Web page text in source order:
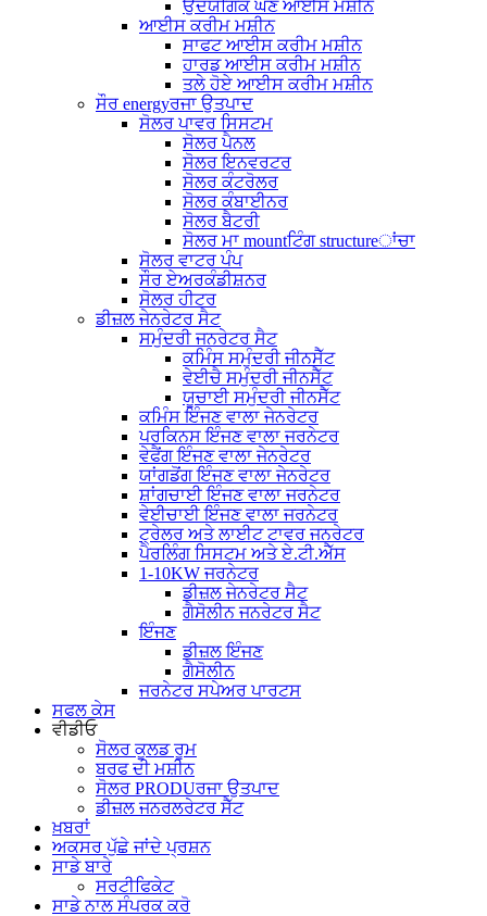
ਉਦਯੋਗਿਕ ਘਣ ਆਈਸ ਮਸ਼ੀਨ
ਆਈਸ ਕਰੀਮ ਮਸ਼ੀਨ
ਸਾਫਟ ਆਈਸ ਕਰੀਮ ਮਸ਼ੀਨ
ਹਾਰਡ ਆਈਸ ਕਰੀਮ ਮਸ਼ੀਨ
ਤਲੇ ਹੋਏ ਆਈਸ ਕਰੀਮ ਮਸ਼ੀਨ
ਸੌਰ energyਰਜਾ ਉਤਪਾਦ
ਸੋਲਰ ਪਾਵਰ ਸਿਸਟਮ
ਸੋਲਰ ਪੈਨਲ
ਸੋਲਰ ਇਨਵਰਟਰ
ਸੋਲਰ ਕੰਟਰੋਲਰ
ਸੋਲਰ ਕੰਬਾਈਨਰ
ਸੋਲਰ ਬੈਟਰੀ
ਸੋਲਰ ਮਾ mountਟਿੰਗ structureਾਂਚਾ
ਸੋਲਰ ਵਾਟਰ ਪੰਪ
ਸੌਰ ਏਅਰਕੰਡੀਸ਼ਨਰ
ਸੋਲਰ ਹੀਟਰ
ਡੀਜ਼ਲ ਜੇਨਰੇਟਰ ਸੈਟ
ਸਮੁੰਦਰੀ ਜਨਰੇਟਰ ਸੈਟ
ਕਮਿੰਸ ਸਮੁੰਦਰੀ ਜੀਨਸੈੱਟ
ਵੇਈਚੈ ਸਮੁੰਦਰੀ ਜੀਨਸੈੱਟ
ਯੂਚਾਈ ਸਮੁੰਦਰੀ ਜੀਨਸੈੱਟ
ਕਮਿੰਸ ਇੰਜਣ ਵਾਲਾ ਜੇਨਰੇਟਰ
ਪਰਕਿਨਸ ਇੰਜਣ ਵਾਲਾ ਜਰਨੇਟਰ
ਵੇਫੈਂਗ ਇੰਜਣ ਵਾਲਾ ਜੇਨਰੇਟਰ
ਯਾਂਗਡੋਂਗ ਇੰਜਣ ਵਾਲਾ ਜੇਨਰੇਟਰ
ਸ਼ਾਂਗਚਾਈ ਇੰਜਣ ਵਾਲਾ ਜਰਨੇਟਰ
ਵੇਈਚਾਈ ਇੰਜਣ ਵਾਲਾ ਜਰਨੇਟਰ
ਟ੍ਰੇਲਰ ਅਤੇ ਲਾਈਟ ਟਾਵਰ ਜਨਰੇਟਰ
ਪੈਰਲਿੰਗ ਸਿਸਟਮ ਅਤੇ ਏ.ਟੀ.ਐੱਸ
1-10KW ਜਰਨੇਟਰ
ਡੀਜ਼ਲ ਜੇਨਰੇਟਰ ਸੈਟ
ਗੈਸੋਲੀਨ ਜਨਰੇਟਰ ਸੈਟ
ਇੰਜਣ
ਡੀਜ਼ਲ ਇੰਜਣ
ਗੈਸੋਲੀਨ
ਜਰਨੇਟਰ ਸਪੇਅਰ ਪਾਰਟਸ
ਸਫਲ ਕੇਸ
ਵੀਡੀਓ
ਸੋਲਰ ਕੂਲਡ ਰੂਮ
ਬਰਫ ਦੀ ਮਸ਼ੀਨ
ਸੋਲਰ PRODUਰਜਾ ਉਤਪਾਦ
ਡੀਜ਼ਲ ਜਨਰਲਰੇਟਰ ਸੈੱਟ
ਖ਼ਬਰਾਂ
ਅਕਸਰ ਪੁੱਛੇ ਜਾਂਦੇ ਪ੍ਰਸ਼ਨ
ਸਾਡੇ ਬਾਰੇ
ਸਰਟੀਫਿਕੇਟ
ਸਾਡੇ ਨਾਲ ਸੰਪਰਕ ਕਰੋ